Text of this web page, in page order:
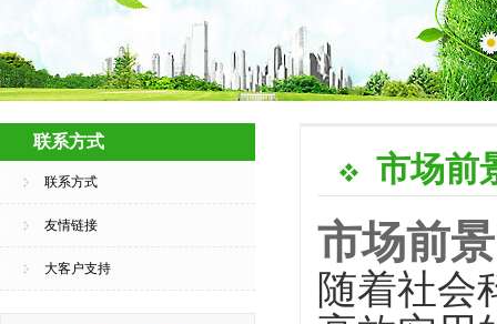
联系方式
联系方式
友情链接
大客户支持
市场前
市场前
随着社会